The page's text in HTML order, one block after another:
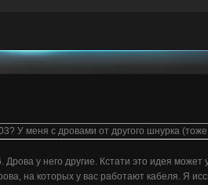
У меня с дровами от другого шнурка
у него другие. Кстати это идея
на которых у вас работают кабеля. Я